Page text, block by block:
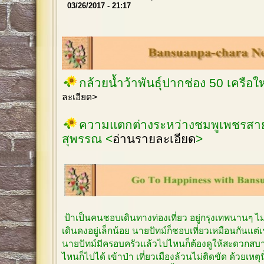
03/26/2017 - 21:17
กล้วยน้ำว้าพันธุ์ปากช่อง 50 เครือ
ละเอียด>
ความแตกต่างระหว่างชมพูเพชรส
สุพรรณ <อ่านรายละเอียด>
ป้าเป็นคนชอบเดินทางท่องเที่ยว อยู่กรุงเทพนานๆ
เดินดงอยู่เล็กน้อย นายปัทม์ก็ชอบเที่ยวเหมือนกันแต่
นายปัทม์มีครอบครัวแล้วไปไหนก็ต้องดูให้สะดวกส
ไหนก็ไปได้ เข้าป่า เที่ยวเมืองล้วนไม่ติดขัด ด้วยเห